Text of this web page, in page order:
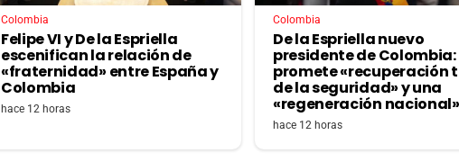
Colombia
Felipe VI y De la Espriella
escenifican la relación de
«fraternidad» entre España y
Colombia
hace 12 horas
Colombia
De la Espriella nuevo
presidente de Colombia:
promete «recuperación
de la seguridad» y una
«regeneración
hace 12 horas